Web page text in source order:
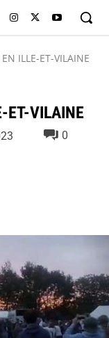
ILLE-ET-VILAINE
ET-VILAINE
0